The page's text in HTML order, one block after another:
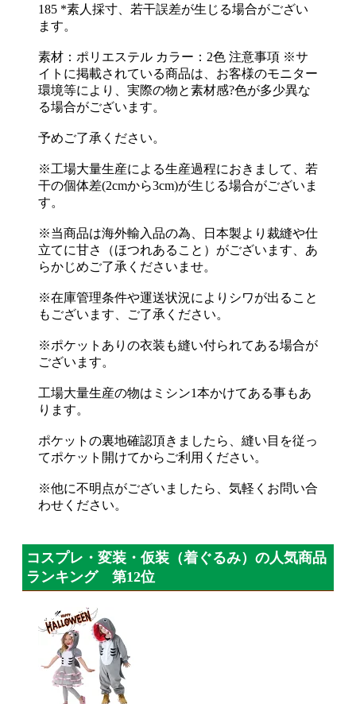
185 *素人採寸、若干誤差が生じる場合がござい
ます。
素材：ポリエステル カラー：2色 注意事項 ※サ
イトに掲載されている商品は、お客様のモニター
環境等により、実際の物と素材感?色が多少異な
る場合がございます。
予めご了承ください。
※工場大量生産による生産過程におきまして、若
干の個体差(2cmから3cm)が生じる場合がございま
す。
※当商品は海外輸入品の為、日本製より裁縫や仕
立てに甘さ（ほつれあること）がございます、あ
らかじめご了承くださいませ。
※在庫管理条件や運送状況によりシワが出ること
もございます、ご了承ください。
※ポケットありの衣装も縫い付られてある場合が
ございます。
工場大量生産の物はミシン1本かけてある事もあ
ります。
ポケットの裏地確認頂きましたら、縫い目を従っ
てポケット開けてからご利用ください。
※他に不明点がございましたら、気軽くお問い合
わせください。
コスプレ・変装・仮装（着ぐるみ）の人気商品
ランキング 第12位